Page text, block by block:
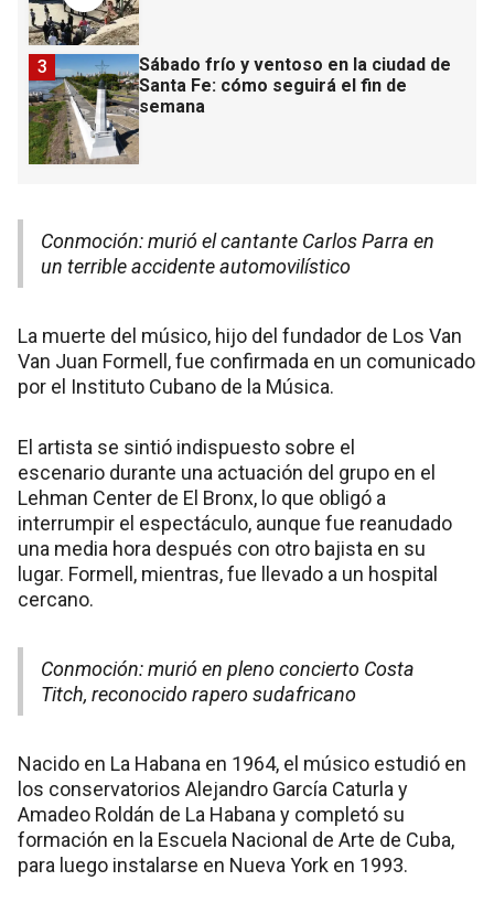
Sábado frío y ventoso en la ciudad de
Santa Fe: cómo seguirá el fin de
semana
3
Conmoción: murió el cantante Carlos Parra en
un terrible accidente automovilístico
La muerte del músico, hijo del fundador de Los Van
Van Juan Formell, fue confirmada en un comunicado
por el Instituto Cubano de la Música.
El artista se sintió indispuesto sobre el
escenario durante una actuación del grupo en el
Lehman Center de El Bronx, lo que obligó a
interrumpir el espectáculo, aunque fue reanudado
una media hora después con otro bajista en su
lugar. Formell, mientras, fue llevado a un hospital
cercano.
Conmoción: murió en pleno concierto Costa
Titch, reconocido rapero sudafricano
Nacido en La Habana en 1964, el músico estudió en
los conservatorios Alejandro García Caturla y
Amadeo Roldán de La Habana y completó su
formación en la Escuela Nacional de Arte de Cuba,
para luego instalarse en Nueva York en 1993.